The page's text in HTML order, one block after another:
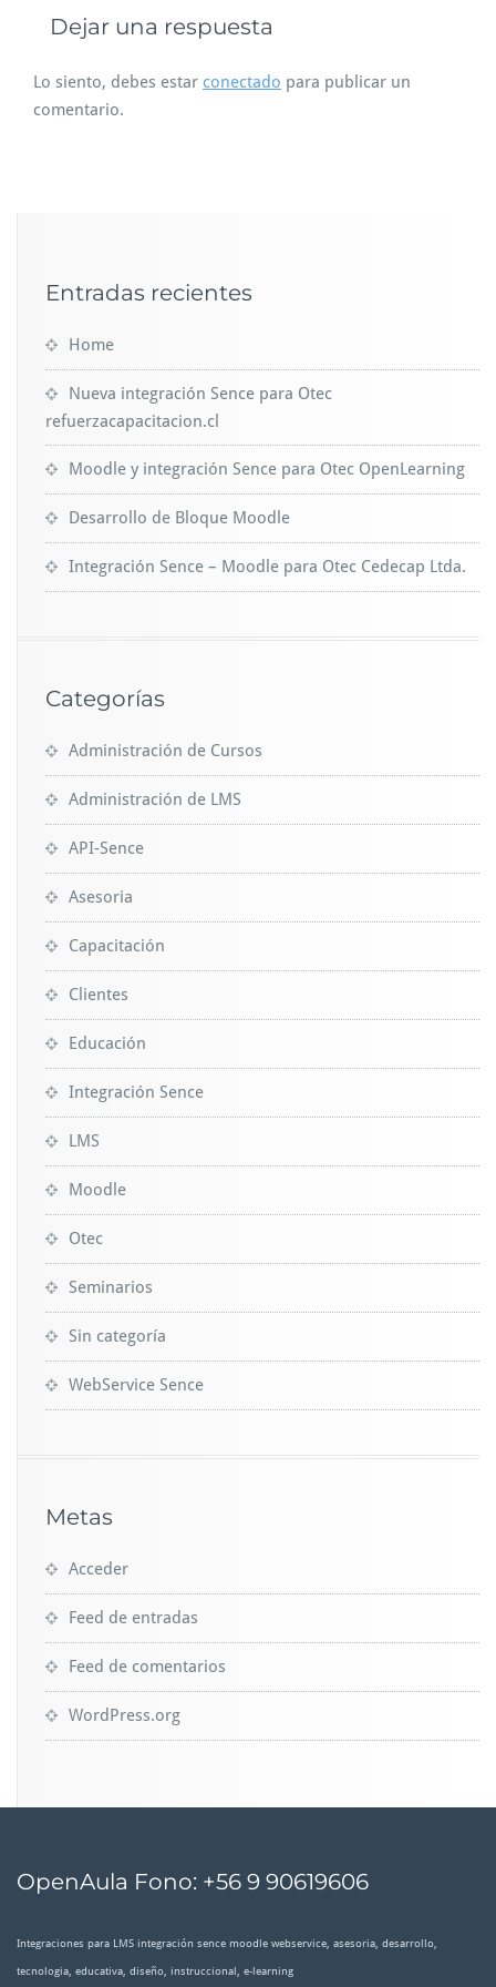
Dejar una respuesta
Lo siento, debes estar conectado para publicar un
comentario.
Entradas recientes
Home
Nueva integración Sence para Otec
refuerzacapacitacion.cl
Moodle y integración Sence para Otec OpenLearning
Desarrollo de Bloque Moodle
Integración Sence – Moodle para Otec Cedecap Ltda.
Categorías
Administración de Cursos
Administración de LMS
API-Sence
Asesoria
Capacitación
Clientes
Educación
Integración Sence
LMS
Moodle
Otec
Seminarios
Sin categoría
WebService Sence
Metas
Acceder
Feed de entradas
Feed de comentarios
WordPress.org
OpenAula Fono: +56 9 90619606
Integraciones para LMS integración sence moodle webservice, asesoria, desarrollo,
tecnologia, educativa, diseño, instruccional, e-learning